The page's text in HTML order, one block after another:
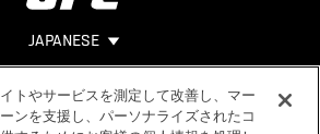
JAPANESE
法的事項
トやサービスを測定して改善し、マー
ンを支援し、パーソナライズされたコ